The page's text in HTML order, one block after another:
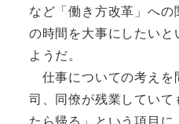
など「働き方改革」へ
の時間を大事にしたい
ようだ。
仕事についての考えを
司、同僚が残業してい
たら帰る」という項目